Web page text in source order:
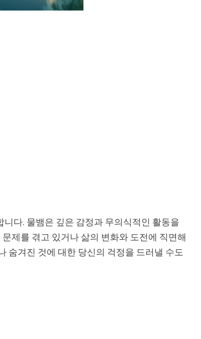
다. 물뱀은 깊은 감정과 무의식적인 활동을
제를 겪고 있거나 삶의 변화와 도전에 직면해
숨겨진 것에 대한 당신의 걱정을 드러낼 수도